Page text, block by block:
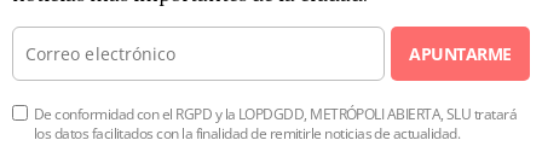
APUNTARME
De conformidad con el RGPD y la LOPDGDD, METRÓPOLI ABIERTA, SLU tratará
los datos facilitados con la finalidad de remitirle noticias de actualidad.